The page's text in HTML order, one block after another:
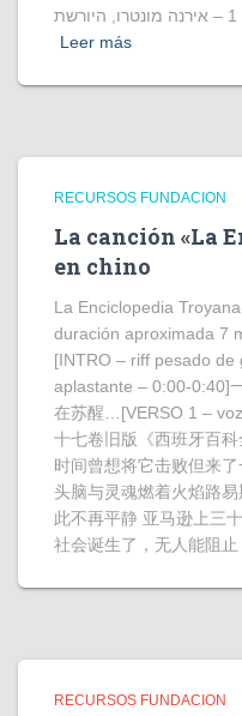
Leer más
RECURSOS FUNDACION
La canción «La
en chino
La Enciclopedia
duración aproximada 7
[INTRO – riff pesado
aplastante – 0:00-0:40]
在苏醒…[VERSO 1 –
十七卷旧版《西班牙百
时间曾想将它击败但来
头脑与灵魂燃着火焰路
此不再平静 亚马逊上三
社会诞生了，无人能阻
RECURSOS FUNDACION